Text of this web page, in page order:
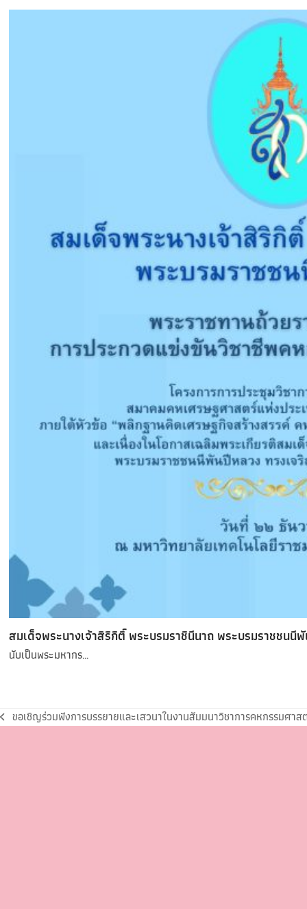
สมเด็จพระนางเจ้าสิริกิติ์ พระบรมราชินีนาถ พระบรมราชชน
นับเป็นพระมหากร…
ขอเชิญร่วมฟังการบรรยายและเสวนาในงานสัมมนาวิชาการคหกรรมศาส